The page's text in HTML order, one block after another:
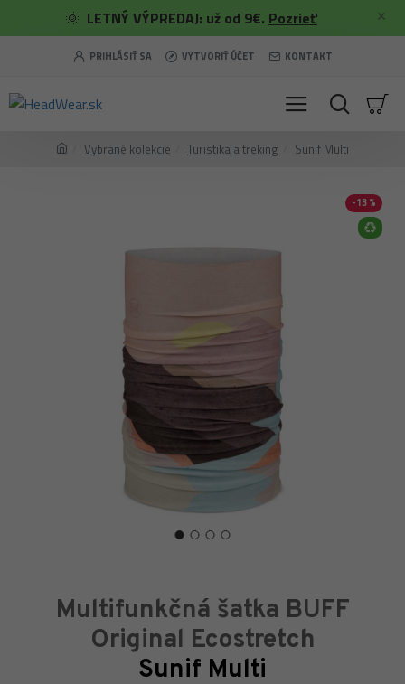
🌞 LETNÝ VÝPREDAJ: už od 9€. Pozrieť
PRIHLÁSIŤ SA VYTVORIŤ ÚČET KONTAKT
Vybrané kolekcie Turistika a treking Sunif Multi
-13 %
Multifunkčná šatka BUFF
Original Ecostretch
Sunif Multi